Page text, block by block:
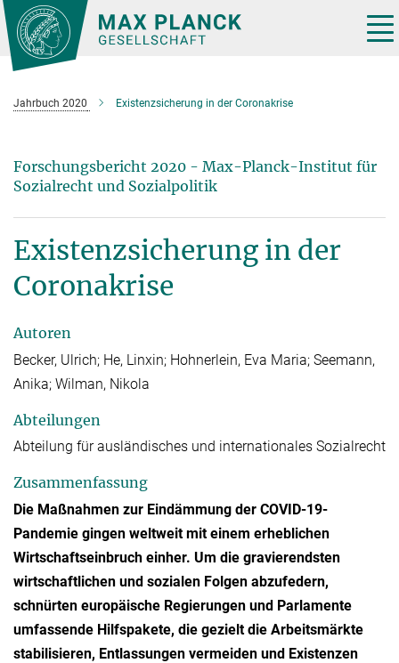
Hauptinhalt
Jahrbuch 2020 Existenzsicherung in der Coronakrise
Forschungsbericht 2020 - Max-Planck-Institut für
Sozialrecht und Sozialpolitik
Existenzsicherung in der
Coronakrise
Autoren
Becker, Ulrich; He, Linxin; Hohnerlein, Eva Maria; Seemann,
Anika; Wilman, Nikola
Abteilungen
Abteilung für ausländisches und internationales Sozialrecht
Zusammenfassung
Die Maßnahmen zur Eindämmung der COVID-19-
Pandemie gingen weltweit mit einem erheblichen
Wirtschaftseinbruch einher. Um die gravierendsten
wirtschaftlichen und sozialen Folgen abzufedern,
schnürten europäische Regierungen und Parlamente
umfassende Hilfspakete, die gezielt die Arbeitsmärkte
stabilisieren, Entlassungen vermeiden und Existenzen